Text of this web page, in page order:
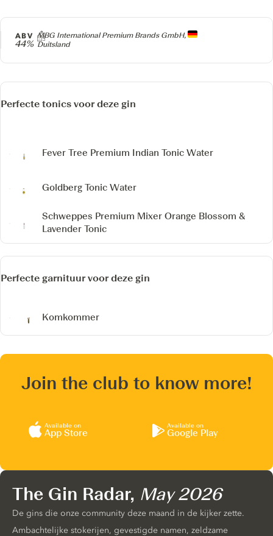
Producer
MBG International Premium Brands GmbH,
Duitsland
ABV
44%
Perfecte tonics voor deze gin
Fever Tree Premium Indian Tonic Water
Goldberg Tonic Water
Schweppes Premium Mixer Orange Blossom &
Lavender Tonic
Perfecte garnituur voor deze gin
Komkommer
Join the club to know more!
Available on
App Store
Available on
Google Play
The Gin Radar, May 2026
De gins die onze community deze maand in de kijker zette.
Ambachtelijke stokerijen, gevestigde namen, zeldzame